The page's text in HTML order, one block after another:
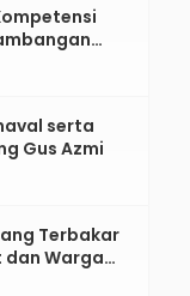
Green
serta
Gus Azmi
Terbakar
dan Warga
Manual